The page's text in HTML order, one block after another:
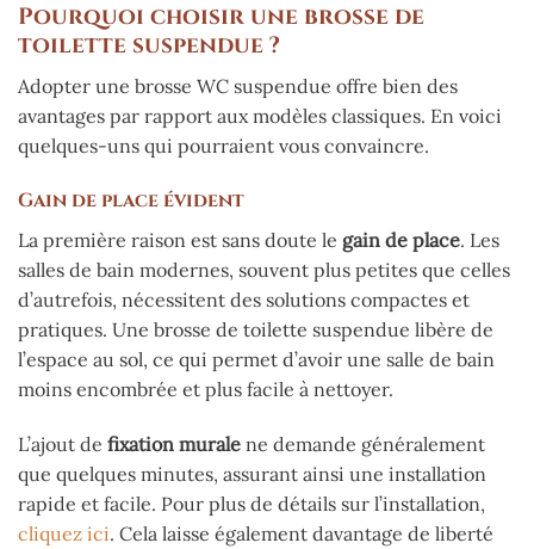
Pourquoi choisir une brosse de
toilette suspendue ?
Adopter une brosse WC suspendue offre bien des
avantages par rapport aux modèles classiques. En voici
quelques-uns qui pourraient vous convaincre.
Gain de place évident
La première raison est sans doute le gain de place. Les
salles de bain modernes, souvent plus petites que celles
d’autrefois, nécessitent des solutions compactes et
pratiques. Une brosse de toilette suspendue libère de
l’espace au sol, ce qui permet d’avoir une salle de bain
moins encombrée et plus facile à nettoyer.
L’ajout de fixation murale ne demande généralement
que quelques minutes, assurant ainsi une installation
rapide et facile. Pour plus de détails sur l’installation,
cliquez ici. Cela laisse également davantage de liberté